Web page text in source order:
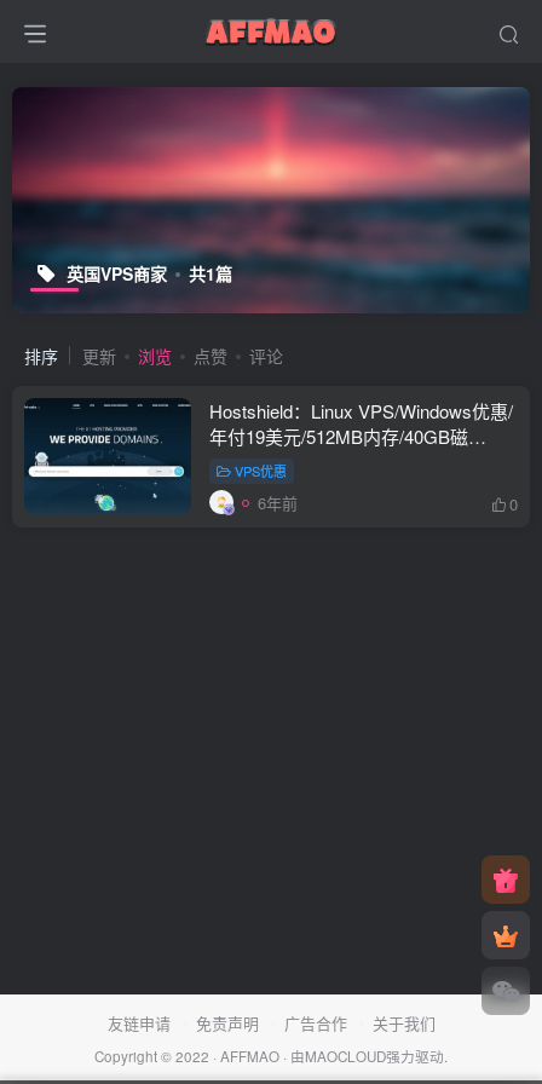
英国VPS商家 共1篇
排序 更新 浏览 点赞 评论
Hostshield：Linux VPS/Windows优惠/
年付19美元/512MB内存/40GB磁
盘/1Gbps端口/500GB流量
VPS优惠
6年前 0
友链申请 免责声明 广告合作 关于我们
Copyright © 2022 · AFFMAO · 由MAOCLOUD强力驱动.